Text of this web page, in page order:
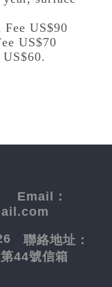
US$90
US$70
Email：
聯絡地址：
44號信箱